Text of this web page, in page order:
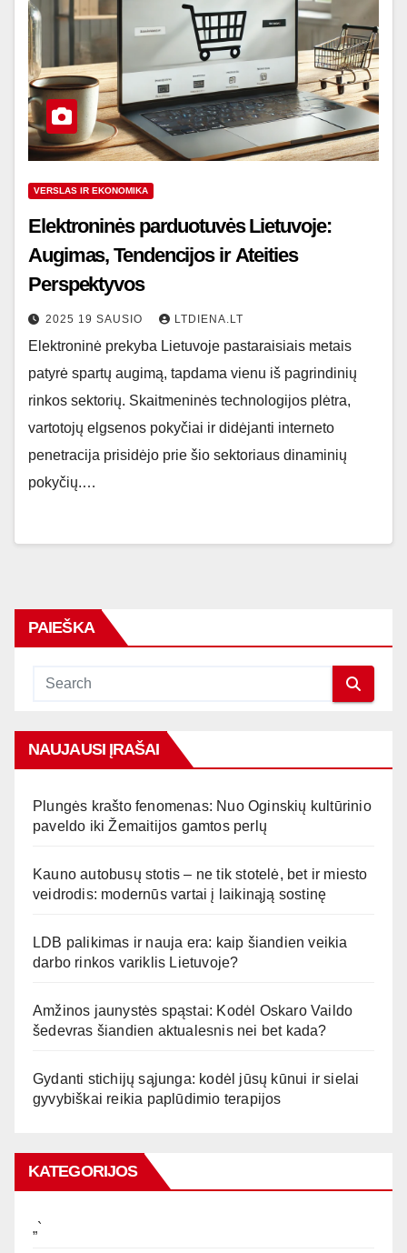
VERSLAS IR EKONOMIKA
Elektroninės parduotuvės Lietuvoje:
Augimas, Tendencijos ir Ateities
Perspektyvos
2025 19 SAUSIO LTDIENA.LT
Elektroninė prekyba Lietuvoje pastaraisiais metais
patyrė spartų augimą, tapdama vienu iš pagrindinių
rinkos sektorių. Skaitmeninės technologijos plėtra,
vartotojų elgsenos pokyčiai ir didėjanti interneto
penetracija prisidėjo prie šio sektoriaus dinaminių
pokyčių.…
PAIEŠKA
NAUJAUSI ĮRAŠAI
Plungės krašto fenomenas: Nuo Oginskių kultūrinio
paveldo iki Žemaitijos gamtos perlų
Kauno autobusų stotis – ne tik stotelė, bet ir miesto
veidrodis: modernūs vartai į laikinąją sostinę
LDB palikimas ir nauja era: kaip šiandien veikia
darbo rinkos variklis Lietuvoje?
Amžinos jaunystės spąstai: Kodėl Oskaro Vaildo
šedevras šiandien aktualesnis nei bet kada?
Gydanti stichijų sąjunga: kodėl jūsų kūnui ir sielai
gyvybiškai reikia paplūdimio terapijos
KATEGORIJOS
„`